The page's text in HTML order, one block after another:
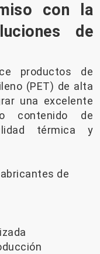
con la
de
productos de
(PET) de alta
una excelente
contenido de
térmica y
de